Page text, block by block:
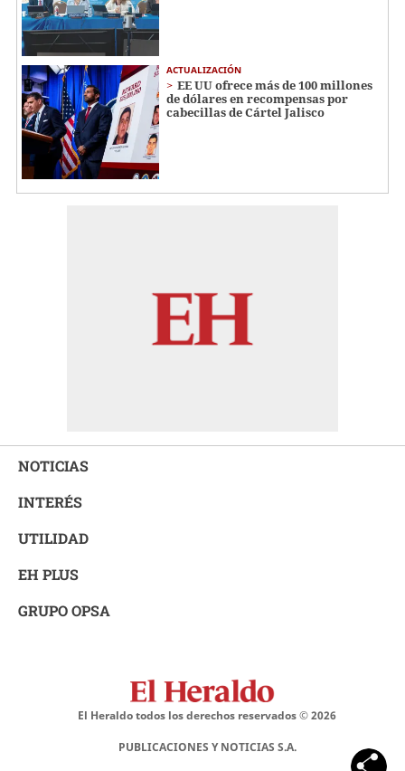
ACTUALIZACIÓN
EE UU ofrece más de 100 millones
de dólares en recompensas por
cabecillas de Cártel Jalisco
NOTICIAS
INTERÉS
UTILIDAD
EH PLUS
GRUPO OPSA
El Heraldo todos los derechos reservados ©2026
PUBLICACIONES Y NOTICIAS S.A.